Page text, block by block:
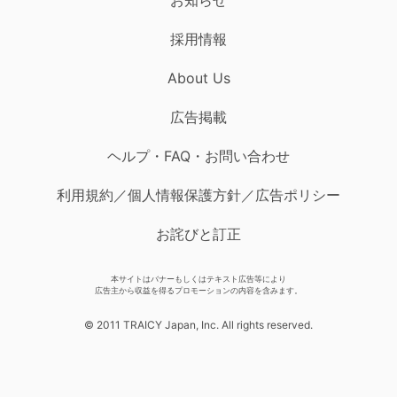
採用情報
About Us
広告掲載
ヘルプ・FAQ・お問い合わせ
利用規約／個人情報保護方針／広告ポリシー
お詫びと訂正
本サイトはバナーもしくはテキスト広告等により
広告主から収益を得るプロモーションの内容を含みます。
© 2011 TRAICY Japan, Inc. All rights reserved.